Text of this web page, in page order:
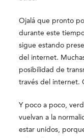
Ojalá que pronto
durante este
sigue estando
del internet.
posibilidad de
través del internet.
Y poco a poco,
vuelvan a la
estar unidos,